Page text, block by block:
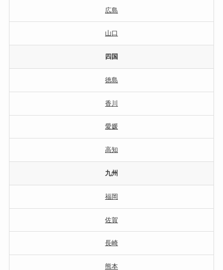
広島
山口
四国
徳島
香川
愛媛
高知
九州
福岡
佐賀
長崎
熊本